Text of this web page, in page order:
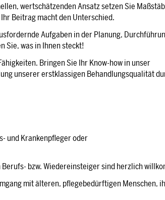
wertschätzenden Ansatz setzen Sie
Beitrag macht den Unterschied.
Aufgaben in der Planung,
Sie, was in Ihnen steckt!
Bringen Sie Ihr Know-how in unser
unserer erstklassigen Behandlungsqualität
und Krankenpfleger oder
bzw. Wiedereinsteiger sind herzlich
mit älteren, pflegebedürftigen Menschen,